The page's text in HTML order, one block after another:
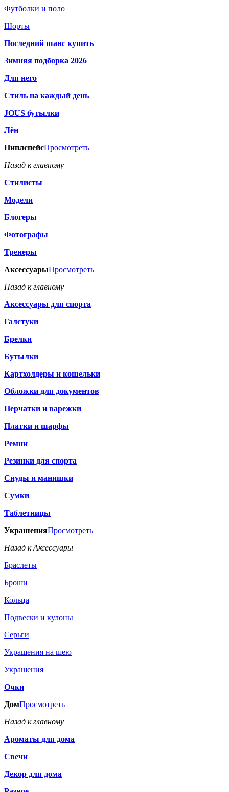
Футболки и поло
Шорты
Последний шанс купить
Зимняя подборка 2026
Для него
Стиль на каждый день
JOUS бутылки
Лён
ПиплспейсПросмотреть
Назад к главному
Стилисты
Модели
Блогеры
Фотографы
Тренеры
АксессуарыПросмотреть
Назад к главному
Аксессуары для спорта
Галстуки
Брелки
Бутылки
Картхолдеры и кошельки
Обложки для документов
Перчатки и варежки
Платки и шарфы
Ремни
Резинки для спорта
Снуды и манишки
Сумки
Таблетницы
УкрашенияПросмотреть
Назад к Аксессуары
Браслеты
Броши
Кольца
Подвески и кулоны
Серьги
Украшения на шею
Украшения
Очки
ДомПросмотреть
Назад к главному
Ароматы для дома
Свечи
Декор для дома